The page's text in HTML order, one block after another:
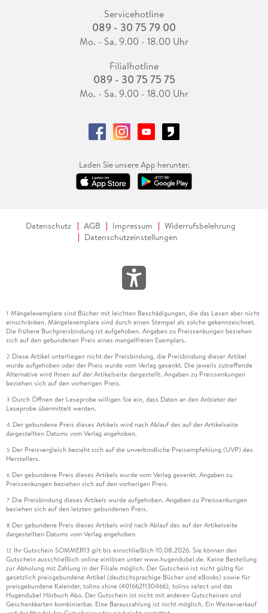
Servicehotline
089 - 30 75 79 00
Mo. - Sa. 9.00 - 18.00 Uhr
Filialhotline
089 - 30 75 75 75
Mo. - Sa. 9.00 - 18.00 Uhr
Laden Sie unsere App herunter.
Datenschutz AGB Impressum
Widerrufsbelehrung
Datenschutzeinstellungen
1 Mängelexemplare sind Bücher mit leichten Beschädigungen, die das Lesen aber nicht
einschränken. Mängelexemplare sind durch einen Stempel als solche gekennzeichnet.
Die frühere Buchpreisbindung ist aufgehoben. Angaben zu Preissenkungen beziehen
sich auf den gebundenen Preis eines mangelfreien Exemplars.
2 Diese Artikel unterliegen nicht der Preisbindung, die Preisbindung dieser Artikel
wurde aufgehoben oder der Preis wurde vom Verlag gesenkt. Die jeweils zutreffende
Alternative wird Ihnen auf der Artikelseite dargestellt. Angaben zu Preissenkungen
beziehen sich auf den vorherigen Preis.
3 Durch Öffnen der Leseprobe willigen Sie ein, dass Daten an den Anbieter der
Leseprobe übermittelt werden.
4 Der gebundene Preis dieses Artikels wird nach Ablauf des auf der Artikelseite
dargestellten Datums vom Verlag angehoben.
5 Der Preisvergleich bezieht sich auf die unverbindliche Preisempfehlung (UVP) des
Herstellers.
6 Der gebundene Preis dieses Artikels wurde vom Verlag gesenkt. Angaben zu
Preissenkungen beziehen sich auf den vorherigen Preis.
7 Die Preisbindung dieses Artikels wurde aufgehoben. Angaben zu Preissenkungen
beziehen sich auf den letzten gebundenen Preis.
8 Der gebundene Preis dieses Artikels wird nach Ablauf des auf der Artikelseite
dargestellten Datums vom Verlag angehoben.
12 Ihr Gutschein SOMMER13 gilt bis einschließlich 10.08.2026. Sie können den
Gutschein ausschließlich online einlösen unter www.hugendubel.de. Keine Bestellung
zur Abholung mit Zahlung in der Filiale möglich. Der Gutschein ist nicht gültig für
gesetzlich preisgebundene Artikel (deutschsprachige Bücher und eBooks) sowie für
preisgebundene Kalender, tolino shine (4016621130466), tolino select und das
Hugendubel Hörbuch Abo. Der Gutschein ist nicht mit anderen Gutscheinen und
Geschenkkarten kombinierbar. Eine Barauszahlung ist nicht möglich. Ein Weiterverkauf